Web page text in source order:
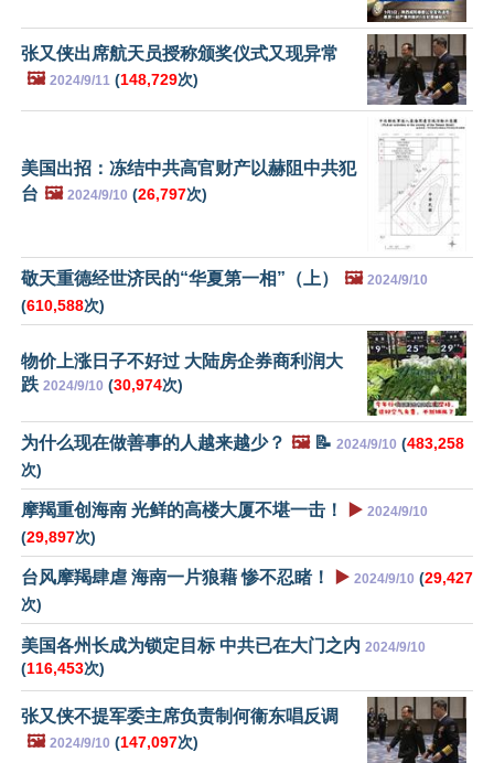
张又侠出席航天员授称颁奖仪式又现异常
🖼️ 2024/9/11 (148,729次)
美国出招：冻结中共高官财产以赫阻中共犯
台 🖼️ 2024/9/10 (26,797次)
敬天重德经世济民的“华夏第一相”（上） 🖼️ 2024/9/10
(610,588次)
物价上涨日子不好过 大陆房企券商利润大
跌 2024/9/10 (30,974次)
为什么现在做善事的人越来越少？ 🖼️📝 2024/9/10 (483,258
次)
摩羯重创海南 光鲜的高楼大厦不堪一击！ ▶️ 2024/9/10
(29,897次)
台风摩羯肆虐 海南一片狼藉 惨不忍睹！ ▶️ 2024/9/10 (29,427
次)
美国各州长成为锁定目标 中共已在大门之内 2024/9/10
(116,453次)
张又侠不提军委主席负责制何衞东唱反调
🖼️ 2024/9/10 (147,097次)